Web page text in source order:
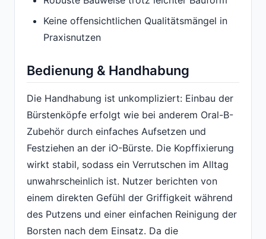
Keine offensichtlichen Qualitätsmängel in
Praxisnutzen
Bedienung & Handhabung
Die Handhabung ist unkompliziert: Einbau der
Bürstenköpfe erfolgt wie bei anderem Oral-B-
Zubehör durch einfaches Aufsetzen und
Festziehen an der iO-Bürste. Die Kopffixierung
wirkt stabil, sodass ein Verrutschen im Alltag
unwahrscheinlich ist. Nutzer berichten von
einem direkten Gefühl der Griffigkeit während
des Putzens und einer einfachen Reinigung der
Borsten nach dem Einsatz. Da die